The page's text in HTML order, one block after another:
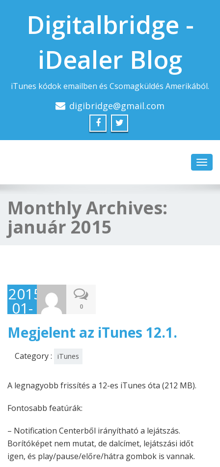
Digitalbridge -
iDealer Blog
iTunes kódok emailben és Csomagküldés Amerikából.
digibridge@gmail.com
Monthly Archives:
január 2015
2015-
01-
31
0
Megjelent az iTunes 12.1.
Category : iTunes
A legnagyobb frissítés a 12-es iTunes óta (212 MB).
Fontosabb featúrák:
– Notification Centerből irányítható a lejátszás.
Borítóképet nem mutat, de dalcímet, lejátszási időt
igen, és play/pause/előre/hátra gombok is vannak.